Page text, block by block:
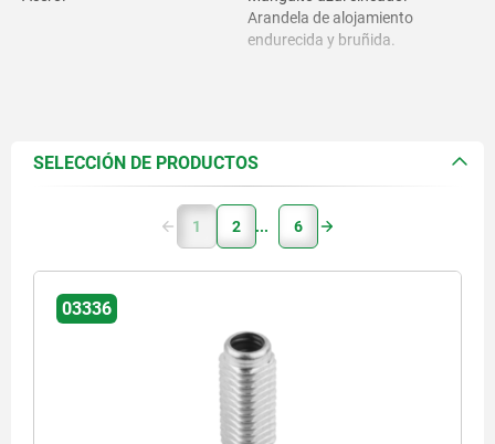
Arandela de alojamiento
endurecida y bruñida.
SELECCIÓN DE PRODUCTOS
1 2 6
03336